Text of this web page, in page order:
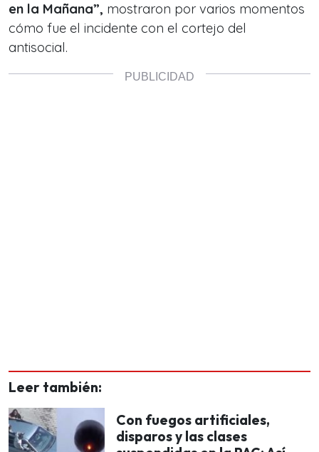
en la Mañana”, mostraron por varios momentos
cómo fue el incidente con el cortejo del
antisocial.
Leer también:
Con fuegos artificiales,
disparos y las clases